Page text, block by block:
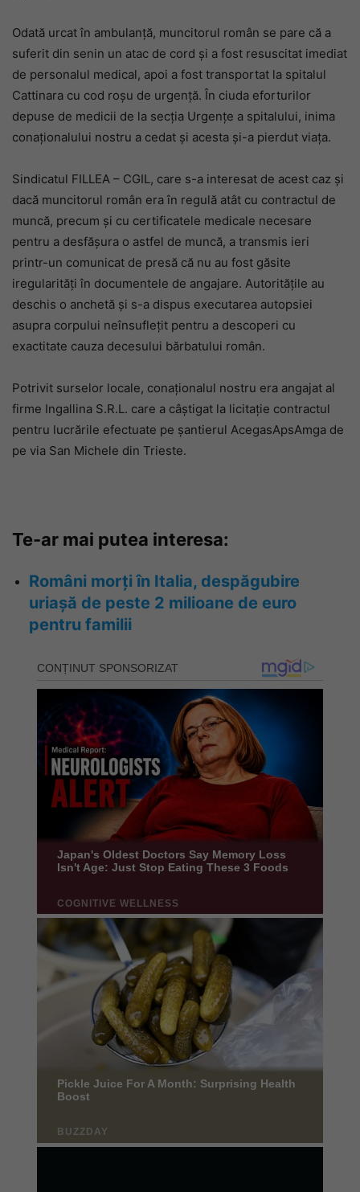
Odată urcat în ambulanță, muncitorul român se pare că a
suferit din senin un atac de cord și a fost resuscitat imediat
de personalul medical, apoi a fost transportat la spitalul
Cattinara cu cod roșu de urgență. În ciuda eforturilor
depuse de medicii de la secția Urgențe a spitalului, inima
conaționalului nostru a cedat și acesta și-a pierdut viața.
Sindicatul FILLEA – CGIL, care s-a interesat de acest caz și
dacă muncitorul român era în regulă atât cu contractul de
muncă, precum și cu certificatele medicale necesare
pentru a desfășura o astfel de muncă, a transmis ieri
printr-un comunicat de presă că nu au fost găsite
iregularități în documentele de angajare. Autoritățile au
deschis o anchetă și s-a dispus executarea autopsiei
asupra corpului neînsuflețit pentru a descoperi cu
exactitate cauza decesului bărbatului român.
Potrivit surselor locale, conaționalul nostru era angajat al
firme Ingallina S.R.L. care a câștigat la licitație contractul
pentru lucrările efectuate pe șantierul AcegasApsAmga de
pe via San Michele din Trieste.
Te-ar mai putea interesa:
Români morți în Italia, despăgubire
uriașă de peste 2 milioane de euro
pentru familii